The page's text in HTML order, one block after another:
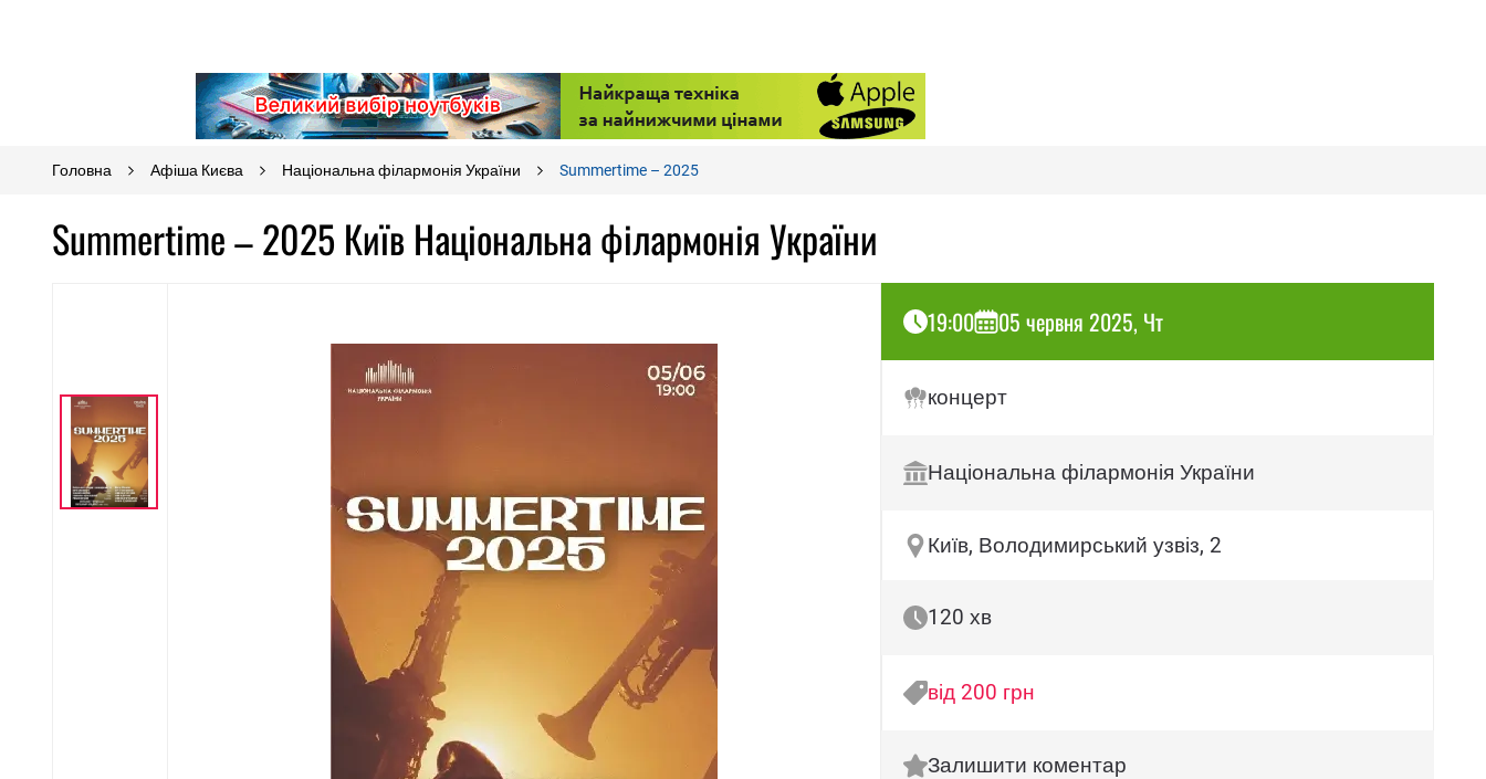
Головна Афіша Києва Національна філармонія України Summertime – 2025
Summertime – 2025 Київ Національна філармонія України
19:00 05 червня 2025, Чт
концерт
Національна філармонія України
Київ, Володимирський узвіз, 2
120 хв
від 200 грн
Залишити коментар